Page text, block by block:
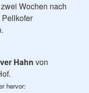
Wochen nach
Pellkofer
Hahn von
hervor: